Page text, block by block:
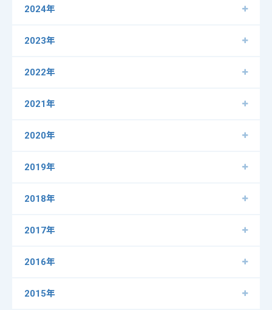
2024年
2023年
2022年
2021年
2020年
2019年
2018年
2017年
2016年
2015年